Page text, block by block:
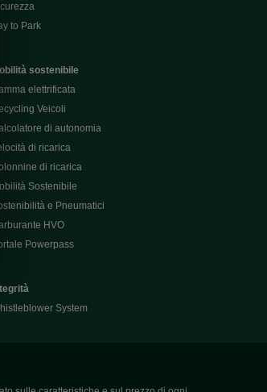
to Park
sostenibile
elettrificata
Veicoli
di autonomia
di ricarica
di ricarica
Sostenibile
e Pneumatici
HVO
Powerpass
System